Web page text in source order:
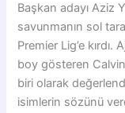
Başkan adayı Aziz
savunmanın sol
Premier Lig’e
boy gösteren Calvin
biri olarak
isimlerin sözünü